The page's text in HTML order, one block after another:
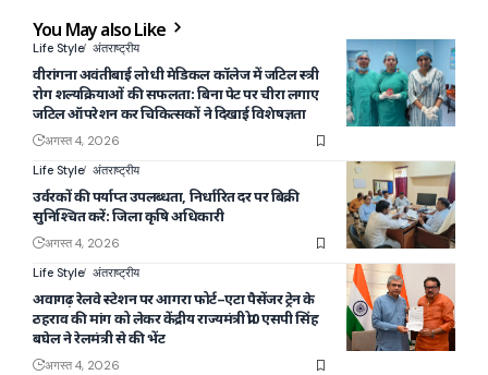
You May also Like
Life Style अंतराष्ट्रीय
वीरांगना अवंतीबाई लोधी मेडिकल कॉलेज में जटिल स्त्री
रोग शल्यक्रियाओं की सफलता: बिना पेट पर चीरा लगाए
जटिल ऑपरेशन कर चिकित्सकों ने दिखाई विशेषज्ञता
अगस्त 4, 2026
Life Style अंतराष्ट्रीय
उर्वरकों की पर्याप्त उपलब्धता, निर्धारित दर पर बिक्री
सुनिश्चित करें: जिला कृषि अधिकारी
अगस्त 4, 2026
Life Style अंतराष्ट्रीय
अवागढ़ रेलवे स्टेशन पर आगरा फोर्ट–एटा पैसेंजर ट्रेन के
ठहराव की मांग को लेकर केंद्रीय राज्यमंत्री प्रो0 एसपी सिंह
बघेल ने रेलमंत्री से की भेंट
अगस्त 4, 2026